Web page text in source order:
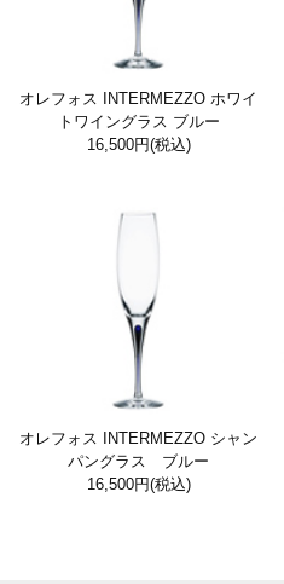
オレフォス INTERMEZZO ホワイ
トワイングラス ブルー
16,500円(税込)
オレフォス INTERMEZZO シャン
パングラス ブルー
16,500円(税込)